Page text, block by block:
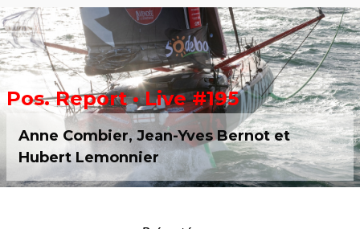
Pos. Report • Live #195
Anne Combier, Jean-Yves Bernot et
Hubert Lemonnier